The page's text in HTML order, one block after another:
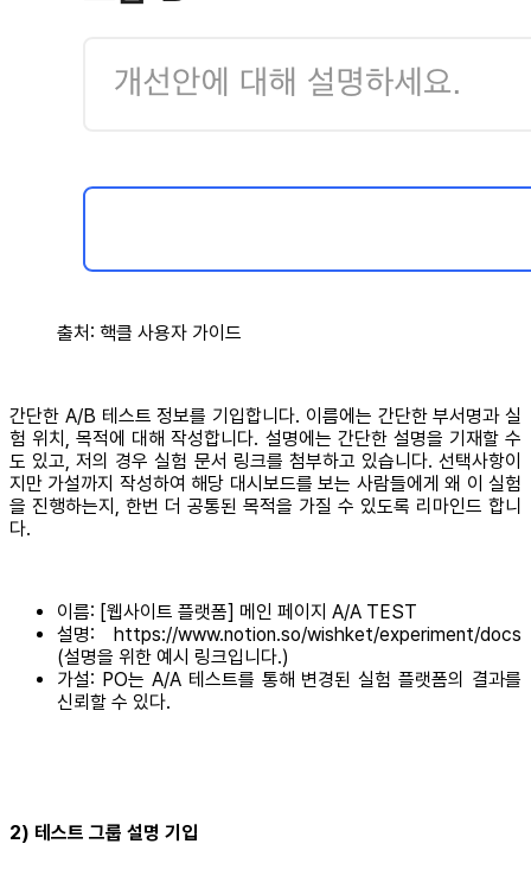
출처: 핵클 사용자 가이드
간단한 A/B 테스트 정보를 기입합니다. 이름에는 간단한 부서명과 실
험 위치, 목적에 대해 작성합니다. 설명에는 간단한 설명을 기재할 수
도 있고, 저의 경우 실험 문서 링크를 첨부하고 있습니다. 선택사항이
지만 가설까지 작성하여 해당 대시보드를 보는 사람들에게 왜 이 실험
을 진행하는지, 한번 더 공통된 목적을 가질 수 있도록 리마인드 합니
다.
이름: [웹사이트 플랫폼] 메인 페이지 A/A TEST
설명: https://www.notion.so/wishket/experiment/docs
(설명을 위한 예시 링크입니다.)
가설: PO는 A/A 테스트를 통해 변경된 실험 플랫폼의 결과를
신뢰할 수 있다.
2) 테스트 그룹 설명 기입